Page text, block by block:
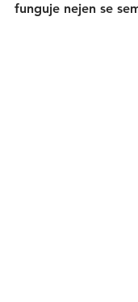
funguje nejen se